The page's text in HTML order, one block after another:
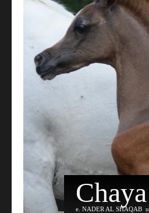
Chaya
e . NADER AL SHAQAB u